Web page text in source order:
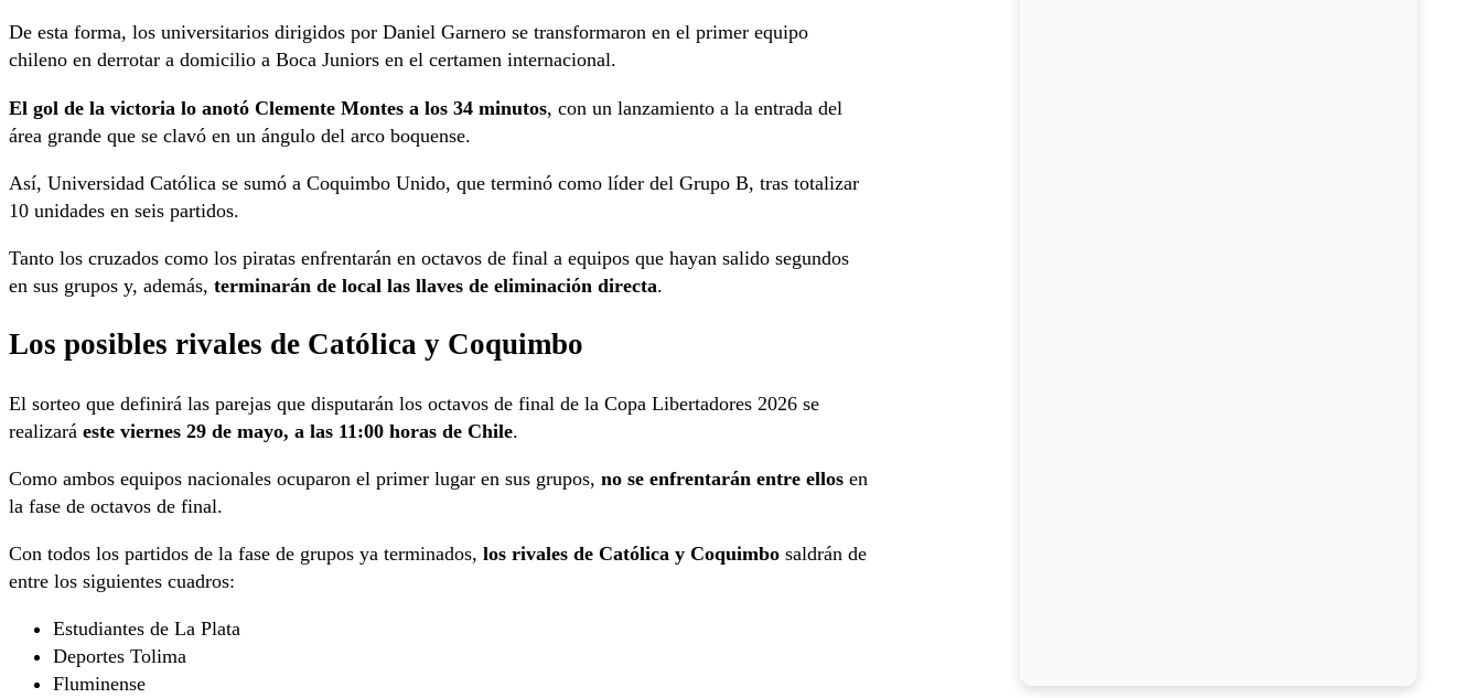
De esta forma, los universitarios dirigidos por Daniel Garnero se transformaron en el primer equipo
chileno en derrotar a domicilio a Boca Juniors en el certamen internacional.
El gol de la victoria lo anotó Clemente Montes a los 34 minutos, con un lanzamiento a la entrada del
área grande que se clavó en un ángulo del arco boquense.
Así, Universidad Católica se sumó a Coquimbo Unido, que terminó como líder del Grupo B, tras totalizar
10 unidades en seis partidos.
Tanto los cruzados como los piratas enfrentarán en octavos de final a equipos que hayan salido segundos
en sus grupos y, además, terminarán de local las llaves de eliminación directa.
Los posibles rivales de Católica y Coquimbo
El sorteo que definirá las parejas que disputarán los octavos de final de la Copa Libertadores 2026 se
realizará este viernes 29 de mayo, a las 11:00 horas de Chile.
Como ambos equipos nacionales ocuparon el primer lugar en sus grupos, no se enfrentarán entre ellos en
la fase de octavos de final.
Con todos los partidos de la fase de grupos ya terminados, los rivales de Católica y Coquimbo saldrán de
entre los siguientes cuadros:
Estudiantes de La Plata
Deportes Tolima
Fluminense